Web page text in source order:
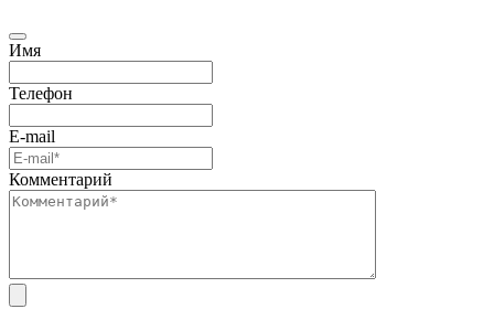
Имя
Телефон
E-mail
Комментарий